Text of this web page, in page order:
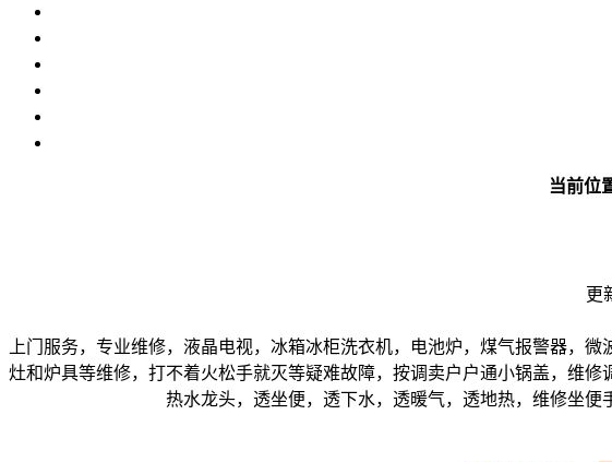
当前位
更
上门服务，专业维修，液晶电视，冰箱冰柜洗衣机，电池炉，煤气报警器，
灶和炉具等维修，打不着火松手就灭等疑难故障，按调卖户户通小锅盖，维
热水龙头，透坐便，透下水，透暖气，透地热，维修坐